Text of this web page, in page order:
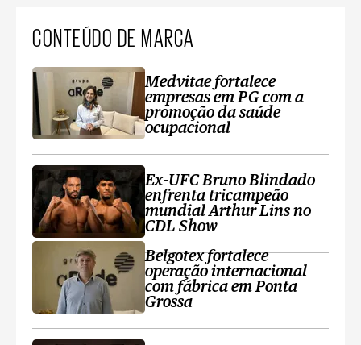
CONTEÚDO DE MARCA
Medvitae fortalece
empresas em PG com a
promoção da saúde
ocupacional
Ex-UFC Bruno Blindado
enfrenta tricampeão
mundial Arthur Lins no
CDL Show
Belgotex fortalece
operação internacional
com fábrica em Ponta
Grossa